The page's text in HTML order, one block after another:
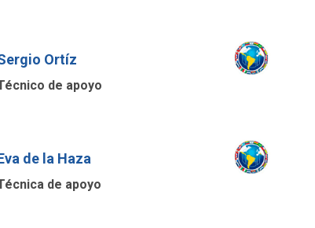
Ortíz
de apoyo
de la Haza
de apoyo